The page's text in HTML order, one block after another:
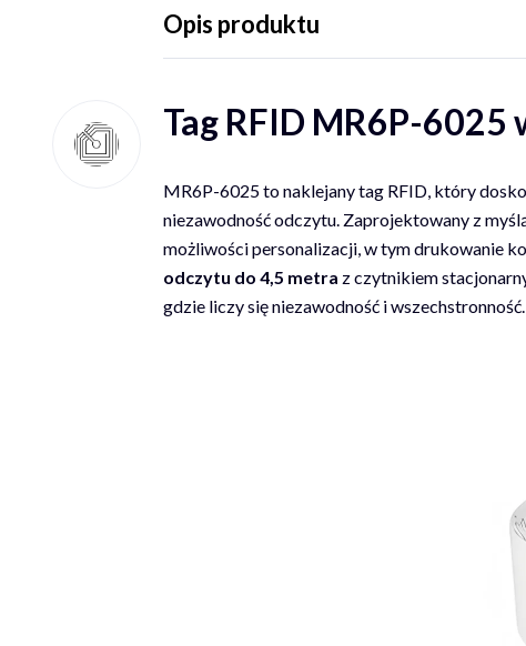
Opis produktu
Tag RFID MR6P-
MR6P-6025 to naklejany tag RFID, który
niezawodność odczytu. Zaprojektowany z
możliwości personalizacji, w tym drukowanie
odczytu do 4,5 metra z czytnikiem
gdzie liczy się niezawodność i wszechstronność.